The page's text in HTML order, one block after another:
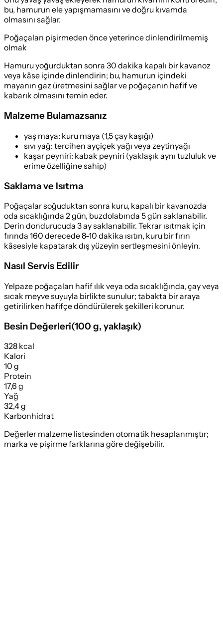
bu, hamurun ele yapışmamasını ve doğru kıvamda
olmasını sağlar.
Poğaçaları pişirmeden önce yeterince dinlendirilmemiş
olmak
Hamuru yoğurduktan sonra 30 dakika kapalı bir kavanoz
veya kâse içinde dinlendirin; bu, hamurun içindeki
mayanın gaz üretmesini sağlar ve poğaçanın hafif ve
kabarık olmasını temin eder.
Malzeme Bulamazsanız
yaş maya: kuru maya (1,5 çay kaşığı)
sıvı yağ: tercihen ayçiçek yağı veya zeytinyağı
kaşar peyniri: kabak peyniri (yaklaşık aynı tuzluluk ve
erime özelliğine sahip)
Saklama ve Isıtma
Poğaçalar soğuduktan sonra kuru, kapalı bir kavanozda
oda sıcaklığında 2 gün, buzdolabında 5 gün saklanabilir.
Derin dondurucuda 3 ay saklanabilir. Tekrar ısıtmak için
fırında 160 derecede 8-10 dakika ısıtın, kuru bir fırın
kâsesiyle kapatarak dış yüzeyin sertleşmesini önleyin.
Nasıl Servis Edilir
Yelpaze poğaçaları hafif ılık veya oda sıcaklığında, çay veya
sıcak meyve suyuyla birlikte sunulur; tabakta bir araya
getirilirken hafifçe döndürülerek şekilleri korunur.
Besin Değerleri(100 g, yaklaşık)
328 kcal
Kalori
10 g
Protein
17,6 g
Yağ
32,4 g
Karbonhidrat
Değerler malzeme listesinden otomatik hesaplanmıştır;
marka ve pişirme farklarına göre değişebilir.